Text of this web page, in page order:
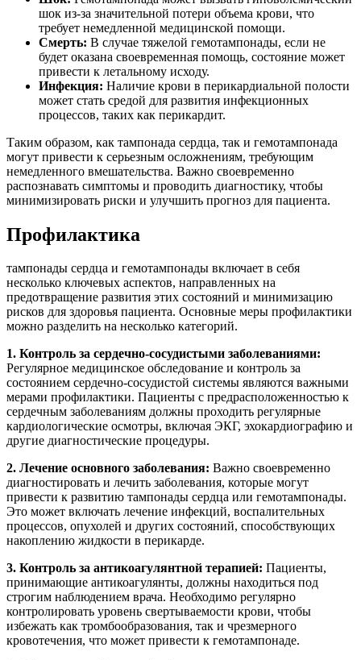
шок из-за значительной потери объема крови, что
требует немедленной медицинской помощи.
Смерть: В случае тяжелой гемотампонады, если не
будет оказана своевременная помощь, состояние может
привести к летальному исходу.
Инфекция: Наличие крови в перикардиальной полости
может стать средой для развития инфекционных
процессов, таких как перикардит.
Таким образом, как тампонада сердца, так и гемотампонада
могут привести к серьезным осложнениям, требующим
немедленного вмешательства. Важно своевременно
распознавать симптомы и проводить диагностику, чтобы
минимизировать риски и улучшить прогноз для пациента.
Профилактика
тампонады сердца и гемотампонады включает в себя
несколько ключевых аспектов, направленных на
предотвращение развития этих состояний и минимизацию
рисков для здоровья пациента. Основные меры профилактики
можно разделить на несколько категорий.
1. Контроль за сердечно-сосудистыми заболеваниями:
Регулярное медицинское обследование и контроль за
состоянием сердечно-сосудистой системы являются важными
мерами профилактики. Пациенты с предрасположенностью к
сердечным заболеваниям должны проходить регулярные
кардиологические осмотры, включая ЭКГ, эхокардиографию и
другие диагностические процедуры.
2. Лечение основного заболевания: Важно своевременно
диагностировать и лечить заболевания, которые могут
привести к развитию тампонады сердца или гемотампонады.
Это может включать лечение инфекций, воспалительных
процессов, опухолей и других состояний, способствующих
накоплению жидкости в перикарде.
3. Контроль за антикоагулянтной терапией: Пациенты,
принимающие антикоагулянты, должны находиться под
строгим наблюдением врача. Необходимо регулярно
контролировать уровень свертываемости крови, чтобы
избежать как тромбообразования, так и чрезмерного
кровотечения, что может привести к гемотампонаде.